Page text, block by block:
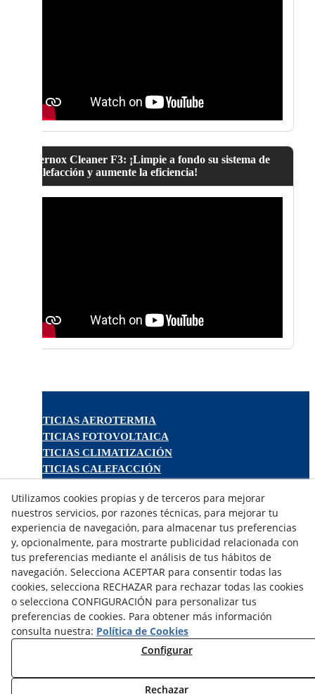
Fernox Cleaner F3: ¡Limpie a fondo su sistema de
calefacción y aumente la eficiencia!
NOTICIAS AEROTERMIA
NOTICIAS FOTOVOLTAICA
NOTICIAS CLIMATIZACIÓN
NOTICIAS CALEFACCIÓN
NOTICIAS VENTILACIÓN
NOTICIAS ACS
TARIFAS FABRICANTES
NOVEDADES
MI CUENTA
CONTÁCTANOS
DEVOLUCIONES
TRABAJA CON NOSOTROS
Utilizamos cookies propias y de terceros para mejorar
nuestros servicios, por razones técnicas, para mejorar tu
experiencia de navegación, para almacenar tus preferencias
y, opcionalmente, para mostrarte publicidad relacionada con
tus preferencias mediante el análisis de tus hábitos de
navegación. Selecciona ACEPTAR para consentir todas las
cookies, selecciona RECHAZAR para rechazar todas las cookies
o selecciona CONFIGURACIÓN para personalizar tus
preferencias de cookies. Para obtener más información
consulta nuestra: Política de Cookies
Configurar
Rechazar